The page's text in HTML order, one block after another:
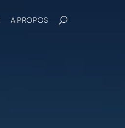
A PROPOS